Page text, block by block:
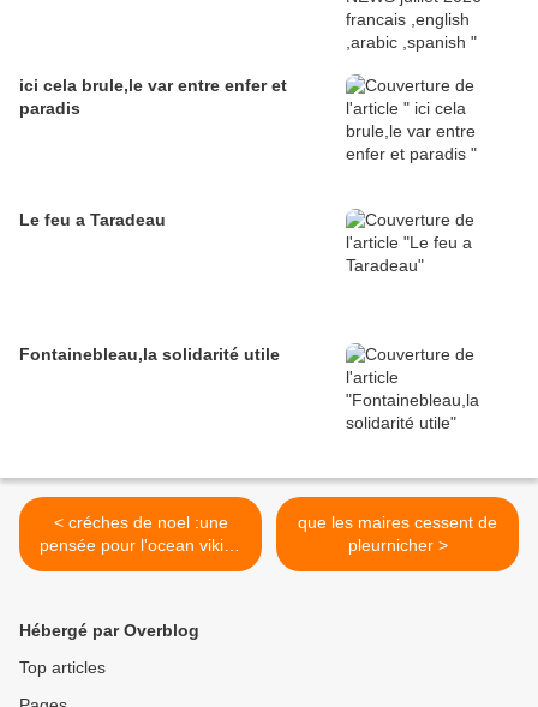
ici cela brule,le var entre enfer et
paradis
Le feu a Taradeau
Fontainebleau,la solidarité utile
< créches de noel :une
pensée pour l'ocean viking
et ceux qui auraient rejeté
que les maires cessent de
pleurnicher >
Hébergé par Overblog
Top articles